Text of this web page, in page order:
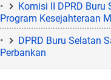
Komisi II DPRD
Program Kesejahteraan
DPRD Buru Selatan
Perbankan